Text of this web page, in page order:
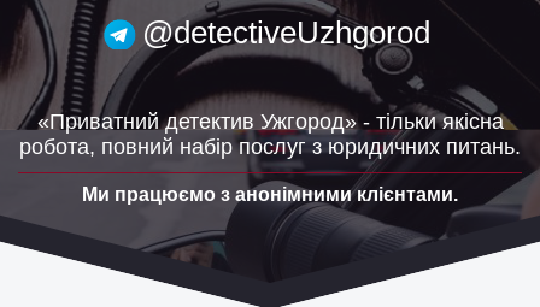
@detectiveUzhgorod
«Приватний детектив Ужгород» - тільки якісна
робота, повний набір послуг з юридичних питань.
Ми працюємо з анонімними клієнтами.